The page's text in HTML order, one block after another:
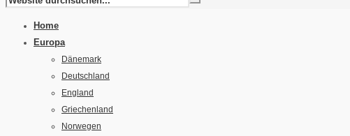
Home
Europa
Dänemark
Deutschland
England
Griechenland
Norwegen